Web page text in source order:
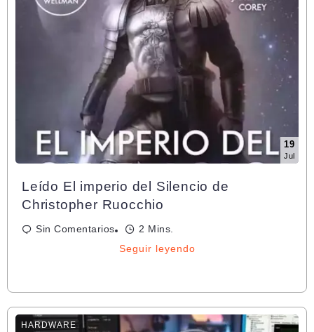
19
Jul
Leído El imperio del Silencio de
Christopher Ruocchio
Sin Comentarios 2 Mins.
Seguir leyendo
HARDWARE